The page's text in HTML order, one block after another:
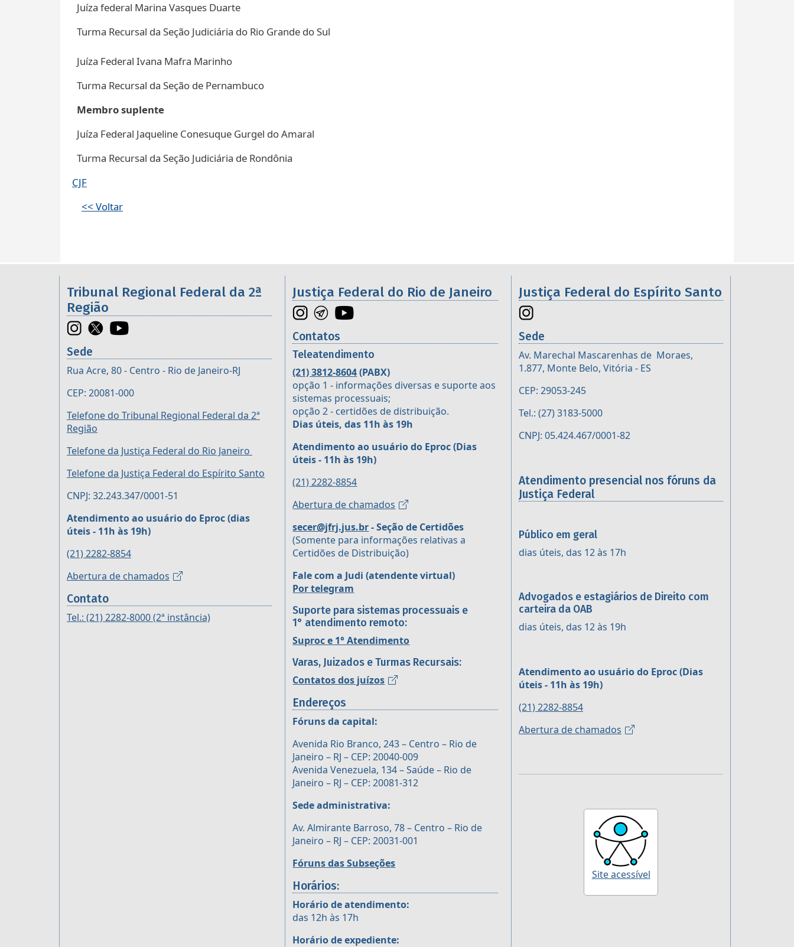
Juíza federal Marina Vasques Duarte
Turma Recursal da Seção Judiciária do Rio Grande do Sul
Juíza Federal Ivana Mafra Marinho
Turma Recursal da Seção de Pernambuco
Membro suplente
Juíza Federal Jaqueline Conesuque Gurgel do Amaral
Turma Recursal da Seção Judiciária de Rondônia
CJF
<< Voltar
Informações úteis sobre os órgãos da 2ª Região
Tribunal Regional Federal da 2ª
Região
Sede
Rua Acre, 80 - Centro - Rio de Janeiro-RJ
CEP: 20081-000
Telefone do Tribunal Regional Federal da 2ª
Região
Telefone da Justiça Federal do Rio Janeiro
Telefone da Justiça Federal do Espírito Santo
CNPJ: 32.243.347/0001-51
Atendimento ao usuário do Eproc (dias
úteis - 11h às 19h)
(21) 2282-8854
Abertura de chamados
Contato
Tel.: (21) 2282-8000 (2ª instância)
Justiça Federal do Rio de Janeiro
Contatos
Teleatendimento
(21) 3812-8604(PABX)
opção 1 - informações diversas e suporte aos
sistemas processuais;
opção 2 - certidões de distribuição.
Dias úteis, das 11h às 19h
Atendimento ao usuário do Eproc (Dias
úteis - 11h às 19h)
(21) 2282-8854
Abertura de chamados
secer@jfrj.jus.br- Seção de Certidões
(Somente para informações relativas a
Certidões de Distribuição)
Fale com a Judi (atendente virtual)
Por telegram
Suporte para sistemas processuais e
1° atendimento remoto:
Suproc e 1° Atendimento
Varas, Juizados e Turmas Recursais:
Contatos dos juízos
Endereços
Fóruns da capital:
Avenida Rio Branco, 243 – Centro – Rio de
Janeiro – RJ – CEP: 20040-009
Avenida Venezuela, 134 – Saúde – Rio de
Janeiro – RJ – CEP: 20081-312
Sede administrativa:
Av. Almirante Barroso, 78 – Centro – Rio de
Janeiro – RJ – CEP: 20031-001
Fóruns das Subseções
Horários:
Horário de atendimento:
das 12h às 17h
Horário de expediente:
Justiça Federal do Espírito Santo
Sede
Av. Marechal Mascarenhas de Moraes,
1.877, Monte Belo, Vitória - ES
CEP: 29053-245
Tel.: (27) 3183-5000
CNPJ: 05.424.467/0001-82
Atendimento presencial nos fóruns da
Justiça Federal
Público em geral
dias úteis, das 12 às 17h
Advogados e estagiários de Direito com
carteira da OAB
dias úteis, das 12 às 19h
Atendimento ao usuário do Eproc (Dias
úteis - 11h às 19h)
(21) 2282-8854
Abertura de chamados
Site acessível